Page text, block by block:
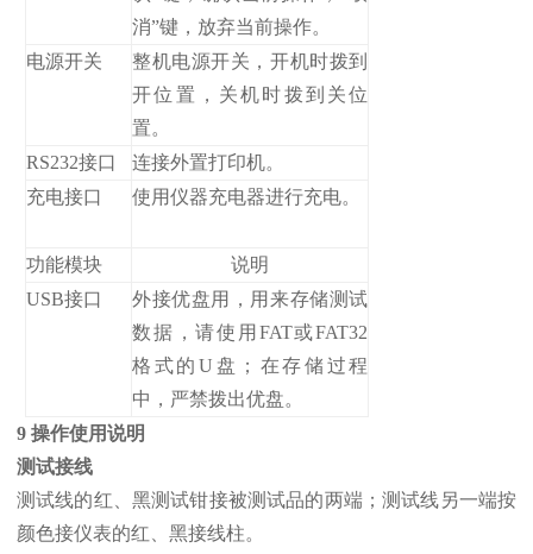
消”键，放弃当前操作。
电源开关
整机电源开关，开机时拨到
开位置，关机时拨到关位
置。
RS232接口
连接外置打印机。
充电接口
使用仪器充电器进行充电。
功能模块
说明
USB接口
外接优盘用，用来存储测试
数据，请使用FAT或FAT32
格式的U盘；在存储过程
中，严禁拨出优盘。
9 操作使用说明
测试接线
测试线的红、黑测试钳接被测试品的两端；测试线另一端按
颜色接仪表的红、黑接线柱。